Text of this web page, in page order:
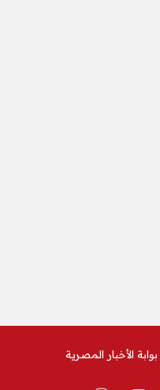
بوابة الأخبار المصرية